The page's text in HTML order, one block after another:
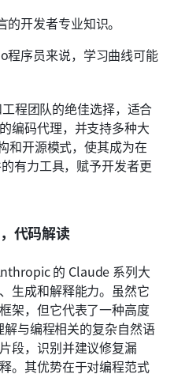
开发者专业知识。
程序员来说，学习曲线可能
程团队的绝佳选择，适合
编码代理，并支持多种大
和开源模式，使其成为在
有力工具，赋予开发者更
代码解读
的 Claude 系列大
生成和解释能力。虽然它
架，但它代表了一种高度
与编程相关的复杂自然语
段，识别并建议修复漏
。其优势在于对编程范式